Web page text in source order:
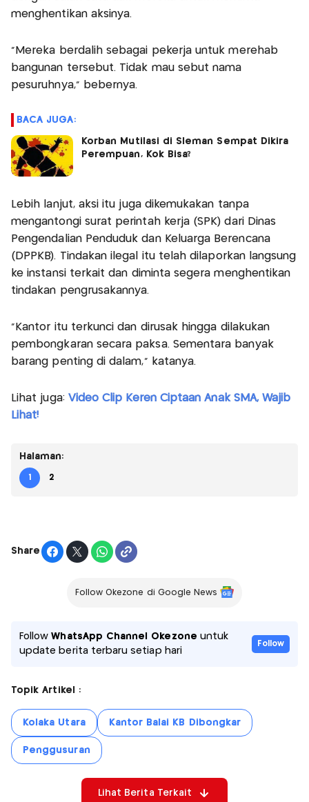
menghentikan aksinya.
"Mereka berdalih sebagai pekerja untuk merehab
bangunan tersebut. Tidak mau sebut nama
pesuruhnya," bebernya.
BACA JUGA:
Korban Mutilasi di Sleman Sempat Dikira
Perempuan, Kok Bisa?
Lebih lanjut, aksi itu juga dikemukakan tanpa
mengantongi surat perintah kerja (SPK) dari Dinas
Pengendalian Penduduk dan Keluarga Berencana
(DPPKB). Tindakan ilegal itu telah dilaporkan langsung
ke instansi terkait dan diminta segera menghentikan
tindakan pengrusakannya.
"Kantor itu terkunci dan dirusak hingga dilakukan
pembongkaran secara paksa. Sementara banyak
barang penting di dalam," katanya.
Lihat juga: Video Clip Keren Ciptaan Anak SMA, Wajib
Lihat!
Halaman:
1 2
Share
Follow Okezone di Google News
FollowWhatsApp Channel Okezone untuk
update berita terbaru setiap hari
Follow
Topik Artikel :
Kolaka Utara Kantor Balai KB Dibongkar
Penggusuran
Lihat Berita Terkait